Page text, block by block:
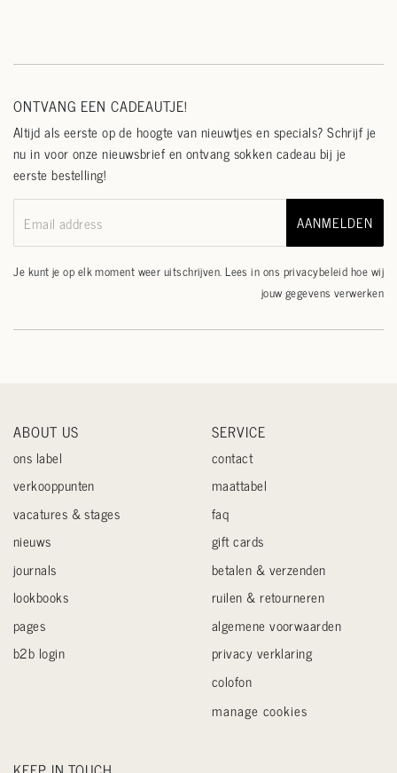
ONTVANG EEN CADEAUTJE!
Altijd als eerste op de hoogte van nieuwtjes en specials? Schrijf je
nu in voor onze nieuwsbrief en ontvang sokken cadeau bij je
eerste bestelling!
Email address AANMELDEN
Je kunt je op elk moment weer uitschrijven. Lees in ons privacybeleidhoe wij
jouw gegevens verwerken
ABOUT US
ons label
verkooppunten
vacatures & stages
nieuws
journals
lookbooks
pages
b2b login
SERVICE
contact
maattabel
faq
gift cards
betalen & verzenden
ruilen & retourneren
algemene voorwaarden
privacy verklaring
colofon
manage cookies